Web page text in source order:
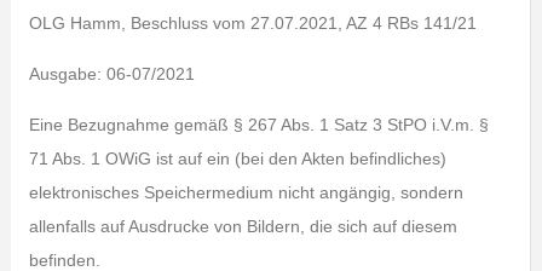
OLG Hamm, Beschluss vom 27.07.2021, AZ 4 RBs 141/21
Ausgabe: 06-07/2021
Eine Bezugnahme gemäß § 267 Abs. 1 Satz 3 StPO i.V.m. §
71 Abs. 1 OWiG ist auf ein (bei den Akten befindliches)
elektronisches Speichermedium nicht angängig, sondern
allenfalls auf Ausdrucke von Bildern, die sich auf diesem
befinden.